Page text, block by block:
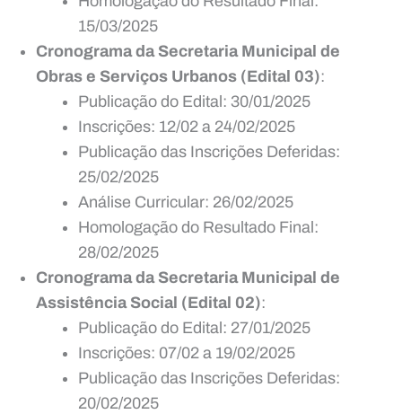
15/03/2025
Cronograma da Secretaria Municipal de
Obras e Serviços Urbanos (Edital 03):
Publicação do Edital: 30/01/2025
Inscrições: 12/02 a 24/02/2025
Publicação das Inscrições Deferidas:
25/02/2025
Análise Curricular: 26/02/2025
Homologação do Resultado Final:
28/02/2025
Cronograma da Secretaria Municipal de
Assistência Social (Edital 02):
Publicação do Edital: 27/01/2025
Inscrições: 07/02 a 19/02/2025
Publicação das Inscrições Deferidas:
20/02/2025